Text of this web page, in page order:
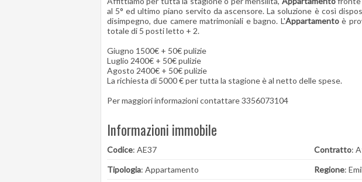
al 5° ed ultimo piano servito da ascensore. La soluzione è così
disimpegno, due camere matrimoniali e bagno. L'Appartamentoè
totale di 5 posti letto + 2.
Giugno 1500€ + 50€ pulizie
Luglio 2400€ + 50€ pulizie
Agosto 2400€ + 50€ pulizie
La richiesta di 5000 € per tutta la stagione è al netto delle spese.
Per maggiori informazioni contattare 3356073104
Informazioni immobile
Codice: AE37 Contratto:
Tipologia: Appartamento Regione: